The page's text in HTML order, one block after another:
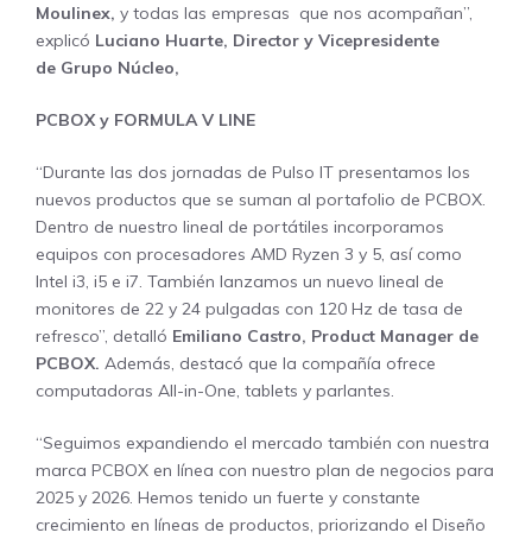
Moulinex, y todas las empresas que nos acompañan”,
explicó Luciano Huarte, Director y Vicepresidente
de Grupo Núcleo,
PCBOX y FORMULA V LINE
“Durante las dos jornadas de Pulso IT presentamos los
nuevos productos que se suman al portafolio de PCBOX.
Dentro de nuestro lineal de portátiles incorporamos
equipos con procesadores AMD Ryzen 3 y 5, así como
Intel i3, i5 e i7. También lanzamos un nuevo lineal de
monitores de 22 y 24 pulgadas con 120 Hz de tasa de
refresco”, detalló Emiliano Castro, Product Manager de
PCBOX. Además, destacó que la compañía ofrece
computadoras All-in-One, tablets y parlantes.
“Seguimos expandiendo el mercado también con nuestra
marca PCBOX en línea con nuestro plan de negocios para
2025 y 2026. Hemos tenido un fuerte y constante
crecimiento en líneas de productos, priorizando el Diseño